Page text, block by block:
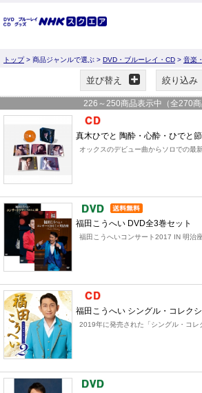
トップ> 商品ジャンルで選ぶ > DVD・ブルーレイ・CD > 音楽
並び替え 絞り込み
226 ～ 250商品表示中（全270商
真木ひでと 陶酔・心酔・ひでと
オックスのデビュー曲からソロでの最
福田こうへい DVD全3巻セット
福田こうへいコンサート2017 IN 明治
福田こうへい シングル・コレク
2019年に発売された「シングル・コレ